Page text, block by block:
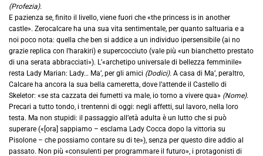
(Profezia).
E pazienza se, finito il livello, viene fuori che «the princess is in another
castle». Zerocalcare ha una sua vita sentimentale, per quanto saltuaria e a
noi poco nota: quella che ben si addice a un individuo ipersensibile (ai no
grazie replica con l’harakiri) e supercocciuto (vale più «un bianchetto prestato
di una serata abbracciati»). L’«archetipo universale di bellezza femminile»
resta Lady Marian: Lady… Ma’, per gli amici (Dodici). A casa di Ma’, peraltro,
Calcare ha ancora la sua bella cameretta, dove l’attende il Castello di
Skeletor: «se sta cazzata dei fumetti va male, io torno a vivere qua» (Nome).
Precari a tutto tondo, i trentenni di oggi: negli affetti, sul lavoro, nella loro
testa. Ma non stupidi: il passaggio all’età adulta è un lutto che si può
superare («[ora] sappiamo – esclama Lady Cocca dopo la vittoria su
Pisolone – che possiamo contare su di te»), senza per questo dire addio al
passato. Non più «consulenti per programmare il futuro», i protagonisti di